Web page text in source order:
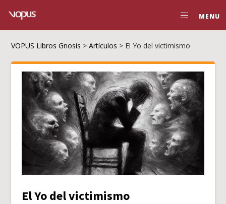
MENU
VOPUS Libros Gnosis >Artículos > El Yo del victimismo
El Yo del victimismo